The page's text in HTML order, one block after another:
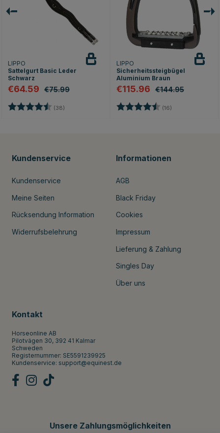
LIPPO
Sattelgurt Basic Leder
Schwarz
€64.59 €75.99
Bewertung: (38) 4.7 von 5 Sternen
LIPPO
Sicherheitssteigbügel
Aluminium Braun
€115.96 €144.95
Bewertung: (16)
Kundenservice
Kundenservice
Meine Seiten
Rücksendung Information
Widerrufsbelehrung
Informationen
AGB
Black Friday
Cookies
Impressum
Lieferung & Zahlung
Singles Day
Über uns
Kontakt
Horseonline AB
Pilotvägen 30, 392 41 Kalmar
Schweden
Registernummer: SE5591239925
Kundenservice: support@equinest.de
Unsere Zahlungsmöglichkeiten